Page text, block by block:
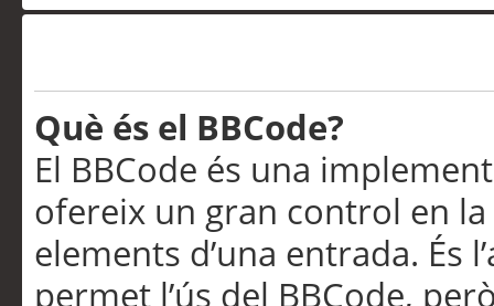
Què és el BBCode?
El BBCode és una
ofereix un gran control en
elements d’una entrada. És
permet l’ús del BBCode,